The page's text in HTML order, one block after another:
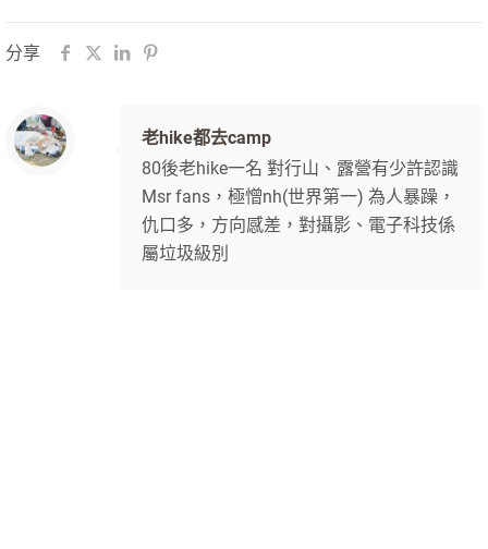
分享
老hike都去camp
80後老hike一名 對行山、露營有少許認識
Msr fans，極憎nh(世界第一) 為人暴躁，
仇口多，方向感差，對攝影、電子科技係
屬垃圾級別